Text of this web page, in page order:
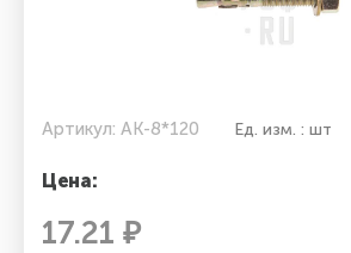
Артикул: АК-8*120 Ед. изм. : шт
Цена:
17.21 ₽